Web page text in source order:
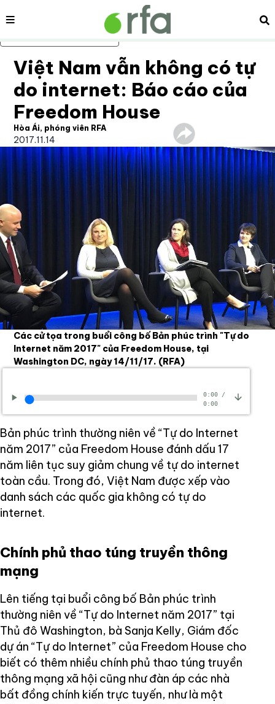
Bỏ qua nội dung chính
Nội dung
Việt Nam vẫn không có tự
do internet: Báo cáo của
Freedom House
Hòa Ái, phóng viên RFA
2017.11.14
Các cử tọa trong buổi công bố Bản phúc trình "Tự do
Internet năm 2017" của Freedom House, tại
Washington DC, ngày 14/11/17. (RFA)
0:00/
0:00
Bản phúc trình thường niên về “Tự do Internet
năm 2017” của Freedom House đánh dấu 17
năm liên tục suy giảm chung về tự do internet
toàn cầu. Trong đó, Việt Nam được xếp vào
danh sách các quốc gia không có tự do
internet.
Chính phủ thao túng truyền thông
mạng
Lên tiếng tại buổi công bố Bản phúc trình
thường niên về “Tự do Internet năm 2017” tại
Thủ đô Washington, bà Sanja Kelly, Giám đốc
dự án “Tự do Internet” của Freedom House cho
biết có thêm nhiều chính phủ thao túng truyền
thông mạng xã hội cũng như đàn áp các nhà
bất đồng chính kiến trực tuyến, như là một